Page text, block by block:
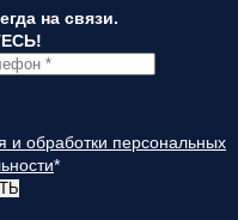
на связи.
и обработки персональных
*